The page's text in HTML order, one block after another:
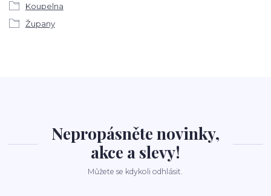
Koupelna
Župany
Nepropásněte novinky,
akce a slevy!
Můžete se kdykoli odhlásit.